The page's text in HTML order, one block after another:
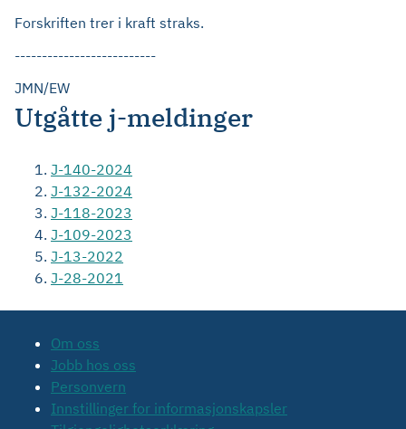
Forskriften trer i kraft straks.
--------------------------
JMN/EW
Utgåtte j-meldinger
J-140-2024
J-132-2024
J-118-2023
J-109-2023
J-13-2022
J-28-2021
Om oss
Jobb hos oss
Personvern
Innstillinger for informasjonskapsler